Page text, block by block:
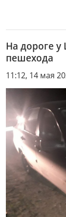
На дороге
пешехода
11:12, 14 мая